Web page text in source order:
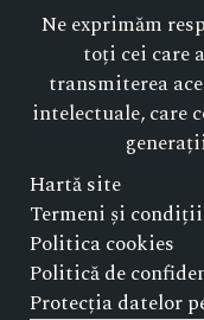
Ne exprimăm
toți cei care
transmiterea
intelectuale, care
Hartă site
Termeni și condiții
Politica cookies
Politică de
Protecția datelor